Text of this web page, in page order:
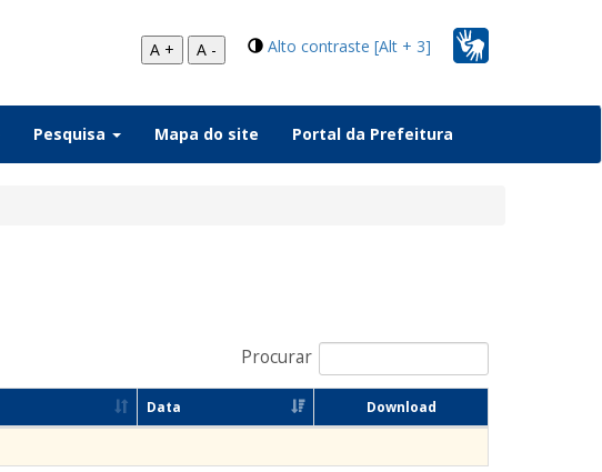
Alto contraste [Alt + 3]
A + A -
Pesquisa Mapa do site Portal da Prefeitura
Procurar
Data Download